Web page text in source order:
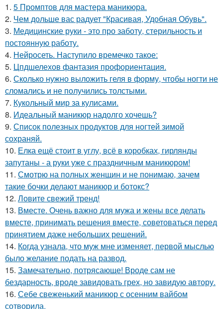
1. 5 Промптов для мастера маникюра.
2. Чем дольше вас радует "Красивая, Удобная Обувь".
3. Медицинские руки - это про заботу, стерильность и
постоянную работу.
4. Нейросеть. Наступило времечко такое:
5. Цпдшелехов фантазия профориентация.
6. Сколько нужно выложить геля в форму, чтобы ногти не
сломались и не получились толстыми.
7. Кукольный мир за кулисами.
8. Идеальный маникюр надолго хочешь?
9. Список полезных продуктов для ногтей зимой
сохраняй.
10. Елка ещё стоит в углу, всё в коробках, гирлянды
запутаны - а руки уже с праздничным маникюром!
11. Смотрю на полных женщин и не понимаю, зачем
такие бочки делают маникюр и ботокс?
12. Ловите свежий тренд!
13. Вместе. Очень важно для мужа и жены все делать
вместе, принимать решения вместе, советоваться перед
принятием даже небольших решений.
14. Когда узнала, что муж мне изменяет, первой мыслью
было желание подать на развод.
15. Замечательно, потрясающе! Вроде сам не
бездарность, вроде завидовать грех, но завидую автору.
16. Себе свеженький маникюр с осенним вайбом
сотворила.